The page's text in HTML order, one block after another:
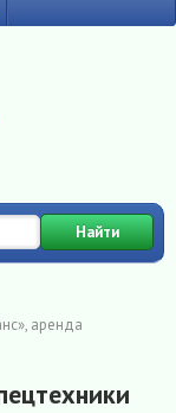
Найти
аренда